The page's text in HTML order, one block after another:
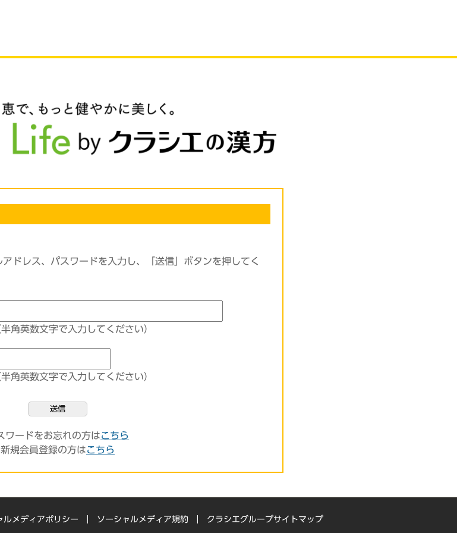
ドレス、パスワードを入力し、「送信」ボタンを押してく
半角英数文字で入力してください）
半角英数文字で入力してください）
送信
ワードをお忘れの方はこちら
新規会員登録の方はこちら
ルメディアポリシー ソーシャルメディア規約 クラシエグループサイトマップ